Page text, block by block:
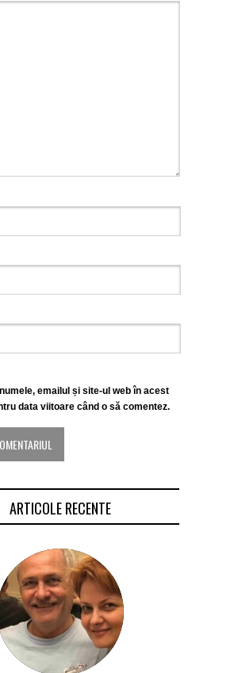
emailul și site-ul web în acest
data viitoare când o să comentez.
ARTICOLE RECENTE